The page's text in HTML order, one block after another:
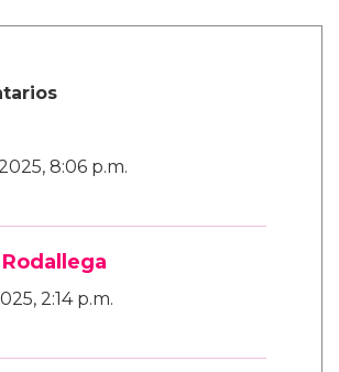
8:06 p.m.
2:14 p.m.